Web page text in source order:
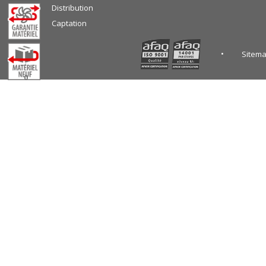
0
Distribution
Captation